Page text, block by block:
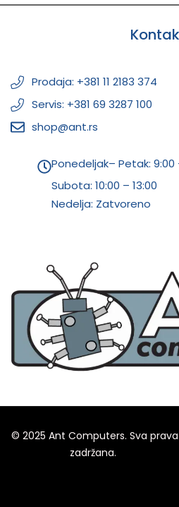
Prodaja: +381 11 2183 374
Servis: +381 69 3287 100
shop@ant.rs
Ponedeljak– Petak: 9:00
Subota: 10:00 – 13:00
Nedelja: Zatvoreno
© 2025 Ant Computers. Sva prava
zadržana.